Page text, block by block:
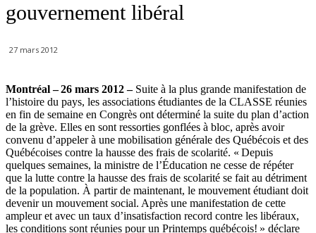
gouvernement libéral
27 mars 2012
Montréal – 26 mars 2012 –Suite à la plus grande manifestation de
l’histoire du pays, les associations étudiantes de la CLASSE réunies
en fin de semaine en Congrès ont déterminé la suite du plan d’action
de la grève. Elles en sont ressorties gonflées à bloc, après avoir
convenu d’appeler à une mobilisation générale des Québécois et des
Québécoises contre la hausse des frais de scolarité. « Depuis
quelques semaines, la ministre de l’Éducation ne cesse de répéter
que la lutte contre la hausse des frais de scolarité se fait au détriment
de la population. À partir de maintenant, le mouvement étudiant doit
devenir un mouvement social. Après une manifestation de cette
ampleur et avec un taux d’insatisfaction record contre les libéraux,
les conditions sont réunies pour un Printemps québécois! » déclare